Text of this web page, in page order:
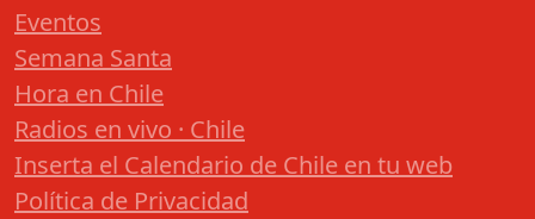
Eventos
Semana Santa
Hora en Chile
Radios en vivo · Chile
Inserta el Calendario de Chile en tu web
Política de Privacidad